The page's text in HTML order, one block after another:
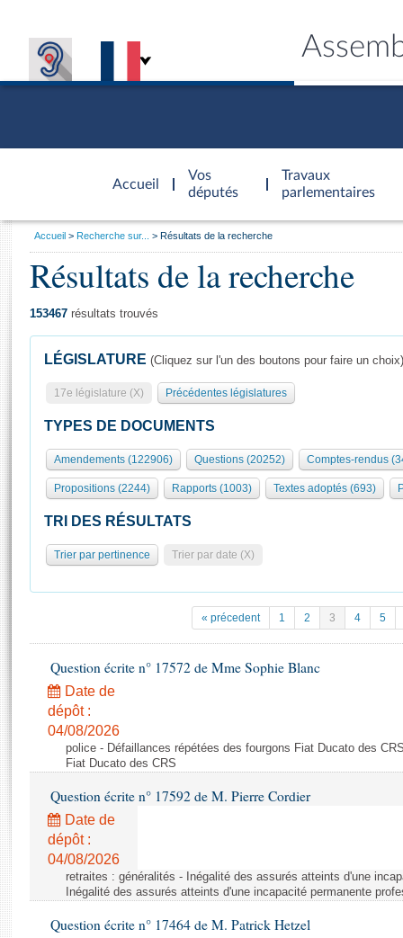
Accueil
d'accueil
Vos
députés
Travaux
parlementaires
Présidence
577 députés
Groupes politiques
Séance publique
Commissions et autres organes
Europe et International
Pétitions
Projets de loi
Propositions de loi
Amendements
Textes adoptés
Rapports législatifs
Rapports sur l'application des lois
Baromètre de l’application des lois
Dossiers législatifs
Général
Rôle et pouvoirs de l'Assemblée
Organisation de l'Assemblée
Présidence Conférence des Présidents Bureau Collège des
Statistiques et chiffres clés
Documents de référence
( Constitution | Règlement de l'Assemblée ... )
Histoire
Juniors
Anciennes législatures
Visiter l'Assemblée
Visite virtuelle du palais Bourbon
Assister à une séance
Contacts et plan d'accès
Photos libres de droit
Vous
Accueil Recherche sur... Résultats de la recherche
Résultats de la recherche
153467 résultats trouvés
LÉGISLATURE (Cliquez sur l'un des boutons pour faire un choix)
17e législature (X) Précédentes législatures
TYPES DE DOCUMENTS
Amendements (122906) Questions (20252) Comptes-rendus
Propositions (2244) Rapports (1003) Textes adoptés (693)
TRI DES RÉSULTATS
Trier par pertinence Trier par date (X)
« précedent 1 2 3 4 5
Question écrite n° 17572 de Mme Sophie Blanc
Date de
dépôt :
04/08/2026
police - Défaillances répétées des fourgons Fiat Ducato des
Fiat Ducato des CRS
Question écrite n° 17592 de M. Pierre Cordier
Date de
dépôt :
04/08/2026
retraites : généralités - Inégalité des assurés atteints d'une
Inégalité des assurés atteints d'une incapacité permanente
Question écrite n° 17464 de M. Patrick Hetzel